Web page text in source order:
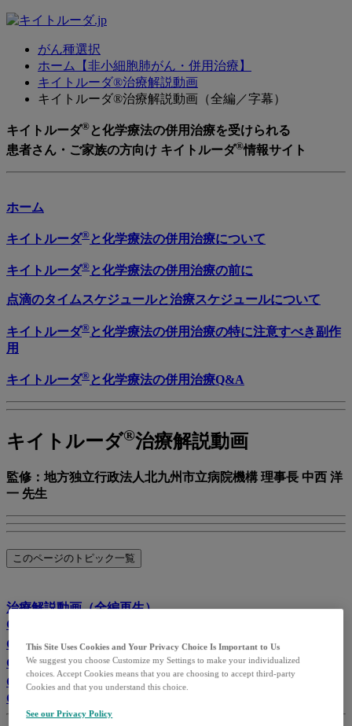
がん種選択
ホーム【非小細胞肺がん・併用治療】
キイトルーダ®治療解説動画
キイトルーダ®治療解説動画（全編／字幕）
キイトルーダ® と化学療法の併用治療を受けられる
患者さん・ご家族の方向け キイトルーダ®情報サイト
ホーム
キイトルーダ® と化学療法の併用治療について
キイトルーダ® と化学療法の併用治療の前に
点滴のタイムスケジュールと治療スケジュールについて
キイトルーダ® と化学療法の併用治療の特に注意すべき副作
用
キイトルーダ® と化学療法の併用治療Q&A
キイトルーダ®治療解説動画
監修：地方独立行政法人北九州市立病院機構 理事長 中西 洋
一 先生
このページのトピック一覧
治療解説動画（全編再生）
Chapter1「はじめに」
Chapter2「キイトルーダ について」
Chapter3「キイトルーダ®の特に注意すべき副作用」
Chapter4「キイトルーダ® 治療日誌と患者カードの活用法」
Chapter5「まとめ ー 監修医からのメッセージ ー」
This Site Uses Cookies and Your Privacy Choice Is Important to Us
We suggest you choose Customize my Settings to make your individualized
choices. Accept Cookies means that you are choosing to accept third-party
Cookies and that you understand this choice.
See our Privacy Policy